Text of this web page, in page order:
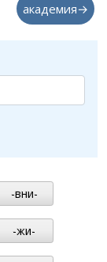
академия→
-вни-
-жи-